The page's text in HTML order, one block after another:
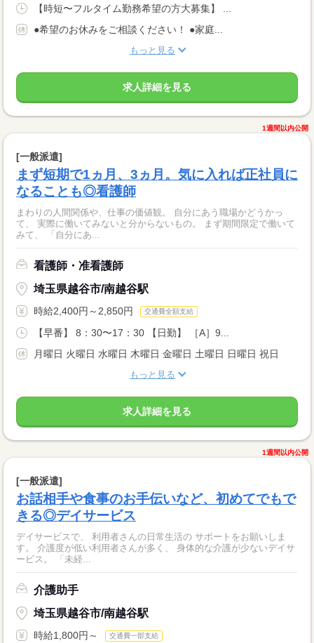
【時短〜フルタイム勤務希望の方大募集】 ...
●希望のお休みをご相談ください！ ●家庭...
もっと見る
求人詳細を見る
1週間以内公開
[一般派遣]
まず短期で1ヵ月、3ヵ月。気に入れば正社員に
なることも◎看護師
まわりの人間関係や、仕事の価値観。 自分にあう職場かどうかっ
て、 実際に働いてみないと分からないもの。 まず期間限定で働いて
みて、 「自分にあ...
看護師・准看護師
埼玉県越谷市/南越谷駅
時給2,400円～2,850円 交通費全額支給
【早番】 8：30〜17：30 【日勤】 ［A］9...
月曜日 火曜日 水曜日 木曜日 金曜日 土曜日 日曜日 祝日
もっと見る
求人詳細を見る
1週間以内公開
[一般派遣]
お話相手や食事のお手伝いなど、初めてでもで
きる◎デイサービス
デイサービスで、 利用者さんの日常生活の サポートをお願いしま
す。 介護度が低い利用者さんが多く、 身体的な介護が少ないデイサ
ービス。 「未経...
介護助手
埼玉県越谷市/南越谷駅
時給1,800円～ 交通費一部支給